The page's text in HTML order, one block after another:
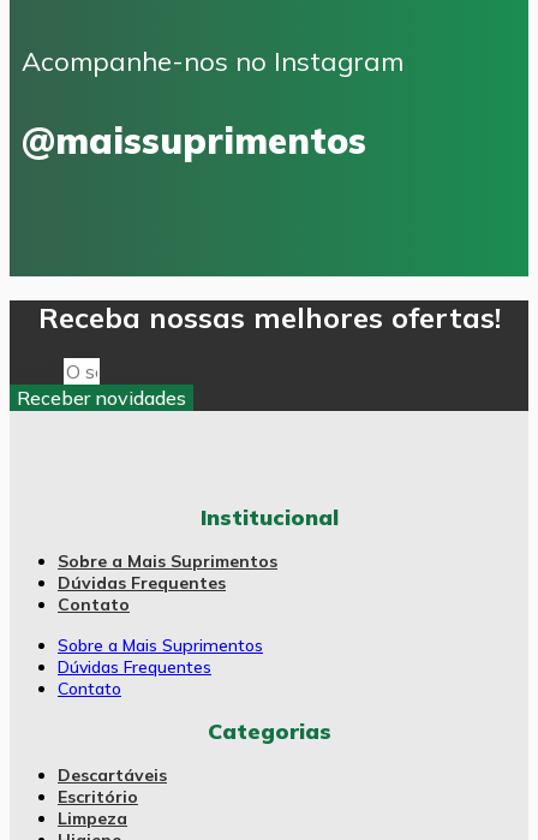
Acompanhe-nos no Instagram
@maissuprimentos
Receba nossas melhores ofertas!
Receber novidades
Institucional
Sobre a Mais Suprimentos
Dúvidas Frequentes
Contato
Sobre a Mais Suprimentos
Dúvidas Frequentes
Contato
Categorias
Descartáveis
Escritório
Limpeza